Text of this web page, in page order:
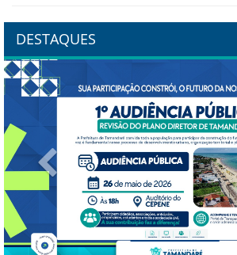
DESTAQUES
Previous